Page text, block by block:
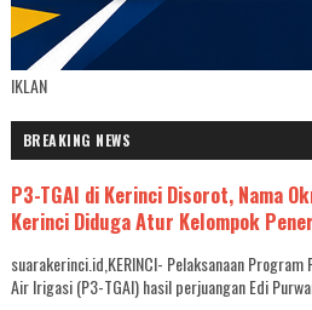
IKLAN
BREAKING NEWS
P3-TGAI di Kerinci Disorot, Nama
Kerinci Diduga Atur Kelompok
suarakerinci.id,KERINCI- Pelaksanaan
Air Irigasi (P3-TGAI) hasil perjuangan Edi